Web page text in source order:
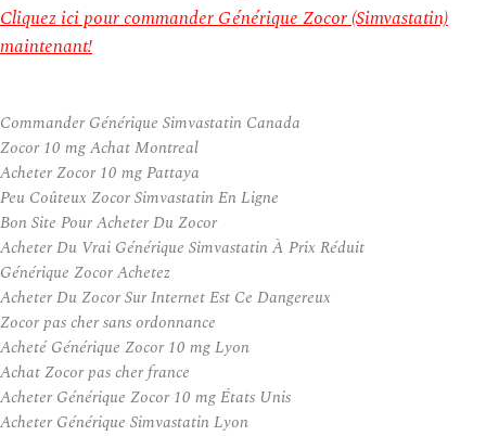
Cliquez ici pour commander Générique Zocor (Simvastatin)
maintenant!
Commander Générique Simvastatin Canada
Zocor 10 mg Achat Montreal
Acheter Zocor 10 mg Pattaya
Peu Coûteux Zocor Simvastatin En Ligne
Bon Site Pour Acheter Du Zocor
Acheter Du Vrai Générique Simvastatin À Prix Réduit
Générique Zocor Achetez
Acheter Du Zocor Sur Internet Est Ce Dangereux
Zocor pas cher sans ordonnance
Acheté Générique Zocor 10 mg Lyon
Achat Zocor pas cher france
Acheter Générique Zocor 10 mg États Unis
Acheter Générique Simvastatin Lyon